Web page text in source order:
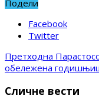
Подели
Facebook
Twitter
Претходна
обележена
Сличне вести